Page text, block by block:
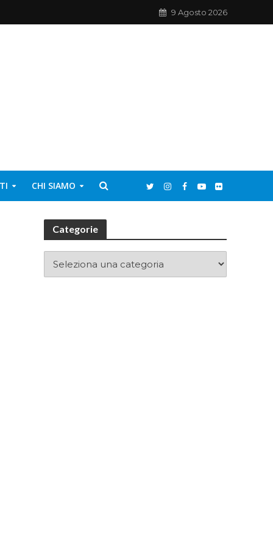
9 Agosto 2026
CHI SIAMO
Categorie